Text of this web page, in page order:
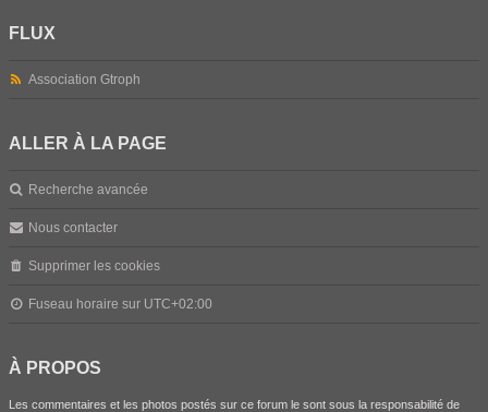
FLUX
Association Gtroph
ALLER À LA PAGE
Recherche avancée
Nous contacter
Supprimer les cookies
Fuseau horaire sur UTC+02:00
À PROPOS
Les commentaires et les photos postés sur ce forum le sont sous la responsabilité de